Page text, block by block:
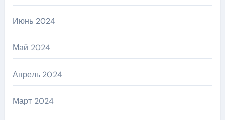
Июнь 2024
Май 2024
Апрель 2024
Март 2024